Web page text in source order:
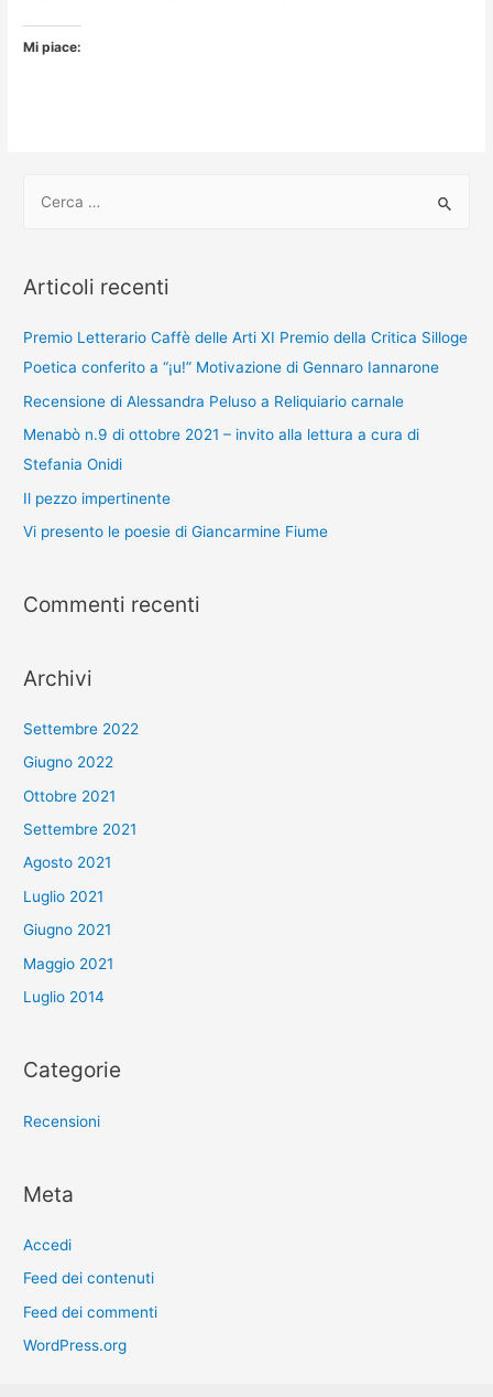
recensioni
Mi piace:
c
:
Articoli recenti
Premio Letterario Caffè delle Arti XI Premio della Critica Silloge
Poetica conferito a “¡u!” Motivazione di Gennaro Iannarone
Recensione di Alessandra Peluso a Reliquiario carnale
Menabò n.9 di ottobre 2021 – invito alla lettura a cura di
Stefania Onidi
Il pezzo impertinente
Vi presento le poesie di Giancarmine Fiume
Commenti recenti
Archivi
Settembre 2022
Giugno 2022
Ottobre 2021
Settembre 2021
Agosto 2021
Luglio 2021
Giugno 2021
Maggio 2021
Luglio 2014
Categorie
Recensioni
Meta
Accedi
Feed dei contenuti
Feed dei commenti
WordPress.org